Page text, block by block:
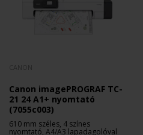
Canon imagePROGRAF TC-
21 24 A1+ nyomtató
(7055c003)
610 mm széles, 4 színes
nyomtató, A4/A3 lapadagolóval